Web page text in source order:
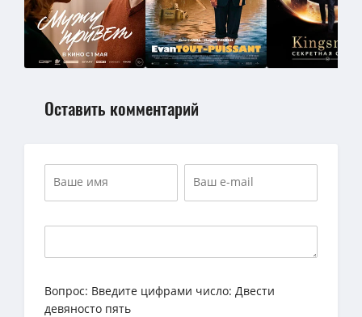
Оставить комментарий
Вопрос: Введите цифрами число: Двести
девяносто пять